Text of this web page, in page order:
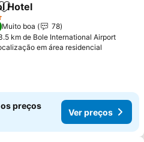
Adicionar aos favoritos
Hotel
Muito boa
78
km de Bole International Airport
em área residencial
preços
Ver preços